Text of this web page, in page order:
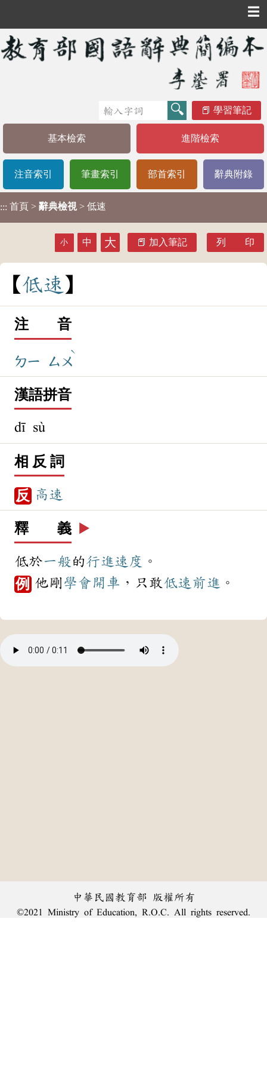
☰
學習筆記
基本檢索 進階檢索
注音索引 筆畫索引 部首索引 辭典附錄
::: 首頁 > 辭典檢視 > 低速
小 中 大 加入筆記 列 印
低速
注 音
ㄉㄧ ㄙㄨ
ˋ
漢語拼音
dī sù
相 反 詞
反 高速
釋 義 ▶️
低於一般 的行進速度 。
例 他剛學會開車 ，只敢低速 前進 。
中華民國教育部 版權所有
©2021 Ministry of Education, R.O.C. All rights reserved.